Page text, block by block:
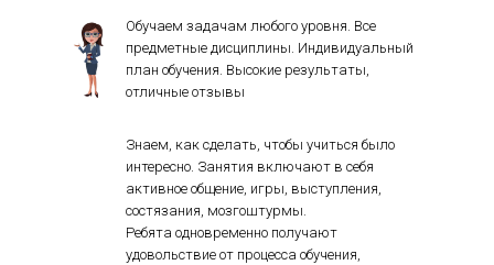
Знаем, как сделать, чтобы учиться было
интересно. Занятия включают в себя
активное общение, игры, выступления,
состязания, мозгоштурмы.
Ребята одновременно получают
удовольствие от процесса обучения,
Обучаем задачам любого уровня. Все
предметные дисциплины. Индивидуальный
план обучения. Высокие результаты,
отличные отзывы